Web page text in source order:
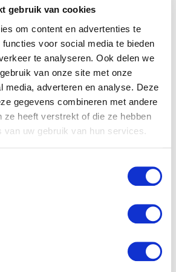
gebruik van cookies
om content en advertenties te
voor social media te bieden
te analyseren. Ook delen we
van onze site met onze
media, adverteren en analyse. Deze
gegevens combineren met andere
ze heeft verstrekt of die ze hebben
van uw gebruik van hun services.
invulling van de nieuwe methode zijn
van gesprekken met predikanten,
en gesprekken met
Verder is er een meeleesgroep,
Kees Bok, Ria van Dijk en
Brinke, H. M. Burggraaf en H. Markus.
bij de Heidelbergse